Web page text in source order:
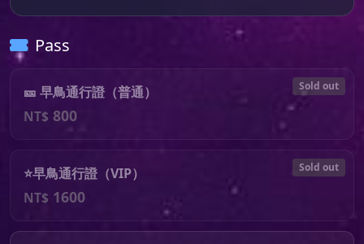
Pass
🎫 早鳥通行證（普通）
NT$ 800
Sold out
⭐早鳥通行證（VIP）
NT$ 1600
Sold out